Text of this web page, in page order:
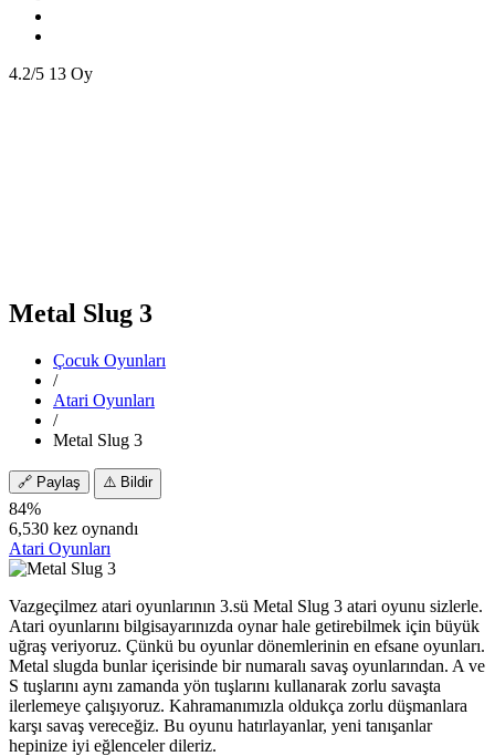
4.2/5 13 Oy
Metal Slug 3
Çocuk Oyunları
/
Atari Oyunları
/
Metal Slug 3
🔗 Paylaş ⚠️ Bildir
84%
6,530 kez oynandı
Atari Oyunları
Vazgeçilmez atari oyunlarının 3.sü Metal Slug 3 atari oyunu sizlerle.
Atari oyunlarını bilgisayarınızda oynar hale getirebilmek için büyük
uğraş veriyoruz. Çünkü bu oyunlar dönemlerinin en efsane oyunları.
Metal slugda bunlar içerisinde bir numaralı savaş oyunlarından. A ve
S tuşlarını aynı zamanda yön tuşlarını kullanarak zorlu savaşta
ilerlemeye çalışıyoruz. Kahramanımızla oldukça zorlu düşmanlara
karşı savaş vereceğiz. Bu oyunu hatırlayanlar, yeni tanışanlar
hepinize iyi eğlenceler dileriz.